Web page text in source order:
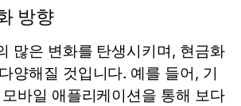
방향
많은 변화를 탄생시키며, 현금화
양해질 것입니다. 예를 들어, 기
바일 애플리케이션을 통해 보다